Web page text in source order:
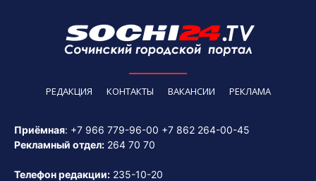
РЕДАКЦИЯ КОНТАКТЫ ВАКАНСИИ РЕКЛАМА
Приёмная: +7 966 779-96-00 +7 862 264-00-45
Рекламный отдел: 264 70 70
Телефон редакции: 235-10-20